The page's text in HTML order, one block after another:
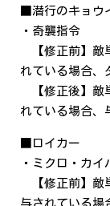
■潜行のキョウ
・奇襲指令
【修正前】敵
れている場合、
【修正後】敵
れている場合、
■ロイカー
・ミクロ・カイ
【修正前】敵
与されている場